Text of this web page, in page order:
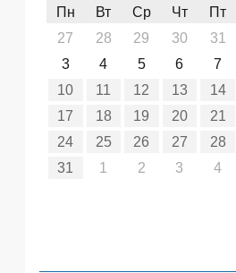
Пн
Вт Ср Чт Пт
27
28 29 30 31
3
4 5 6 7
10
11 12 13 14
17
18 19 20 21
24
25 26 27 28
31
1 2 3 4